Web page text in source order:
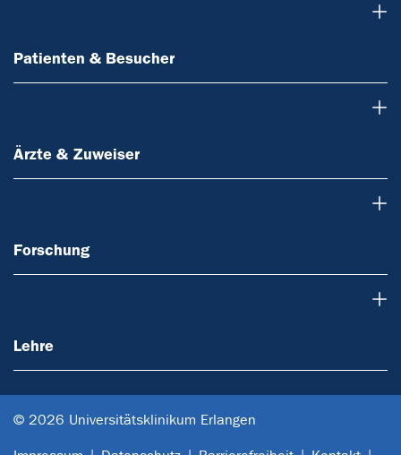
Patienten & Besucher
Ärzte & Zuweiser
Forschung
Lehre
© 2026 Universitätsklinikum Erlangen